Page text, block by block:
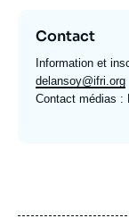
Contact
Information et
delansoy@ifri.org
Contact médias :